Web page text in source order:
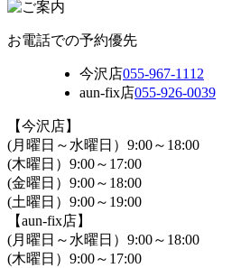
お電話での予約優先
今沢店055-967-1112
aun-fix店055-926-0039
【今沢店】
(月曜日～水曜日）9:00～18:00
(木曜日）9:00～17:00
(金曜日）9:00～18:00
(土曜日）9:00～19:00
【aun-fix店】
(月曜日～水曜日）9:00～18:00
(木曜日）9:00～17:00